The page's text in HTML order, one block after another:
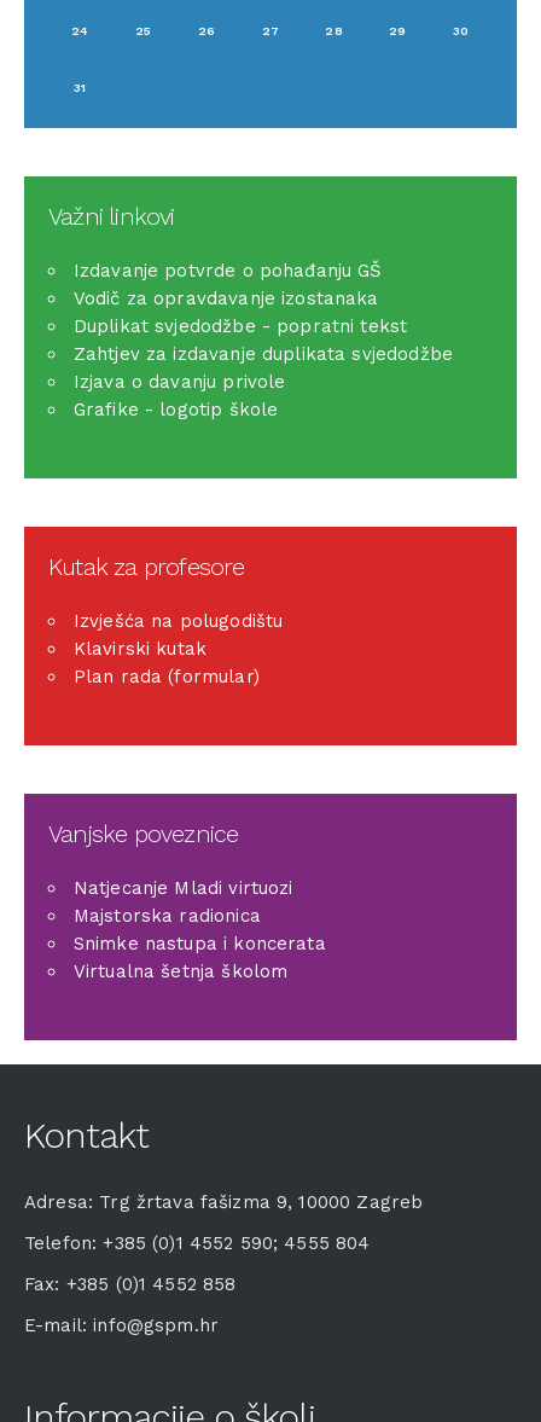
24 25 26 27 28 29 30
31
Važni linkovi
Izdavanje potvrde o pohađanju GŠ
Vodič za opravdavanje izostanaka
Duplikat svjedodžbe - popratni tekst
Zahtjev za izdavanje duplikata svjedodžbe
Izjava o davanju privole
Grafike - logotip škole
Kutak za profesore
Izvješća na polugodištu
Klavirski kutak
Plan rada (formular)
Vanjske poveznice
Natjecanje Mladi virtuozi
Majstorska radionica
Snimke nastupa i koncerata
Virtualna šetnja školom
Kontakt
Adresa: Trg žrtava fašizma 9, 10000 Zagreb
Telefon: +385 (0)1 4552 590; 4555 804
Fax: +385 (0)1 4552 858
E-mail: info@gspm.hr